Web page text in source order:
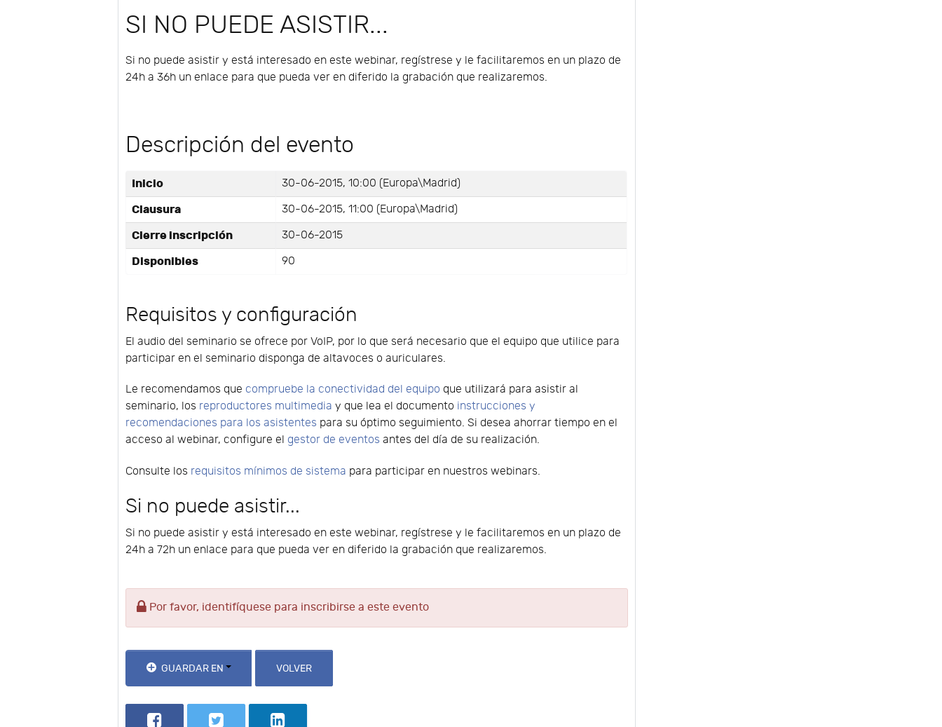
SI NO PUEDE ASISTIR...
Si no puede asistir y está interesado en este webinar, regístrese y le facilitaremos en un plazo de
24h a 36h un enlace para que pueda ver en diferido la grabación que realizaremos.
Descripción del evento
Inicio 30-06-2015, 10:00 (Europa\Madrid)
Clausura 30-06-2015, 11:00 (Europa\Madrid)
Cierre inscripción 30-06-2015
Disponibles 90
Requisitos y configuración
El audio del seminario se ofrece por VoIP, por lo que será necesario que el equipo que utilice para
participar en el seminario disponga de altavoces o auriculares.
Le recomendamos que compruebe la conectividad del equipo que utilizará para asistir al
seminario, los reproductores multimedia y que lea el documento instrucciones y
recomendaciones para los asistentes para su óptimo seguimiento. Si desea ahorrar tiempo en el
acceso al webinar, configure el gestor de eventos antes del día de su realización.
Consulte los requisitos mínimos de sistema para participar en nuestros webinars.
Si no puede asistir...
Si no puede asistir y está interesado en este webinar, regístrese y le facilitaremos en un plazo de
24h a 72h un enlace para que pueda ver en diferido la grabación que realizaremos.
Por favor, identifíquese para inscribirse a este evento
GUARDAR EN VOLVER